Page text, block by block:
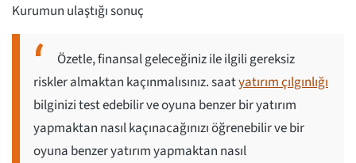
Kurumun ulaştığı sonuç
Özetle, finansal geleceğiniz ile ilgili gereksiz
riskler almaktan kaçınmalısınız. saatyatırım çılgınlığı
bilginizi test edebilir ve oyuna benzer bir yatırım
yapmaktan nasıl kaçınacağınızı öğrenebilir ve bir
oyuna benzer yatırım yapmaktan nasıl